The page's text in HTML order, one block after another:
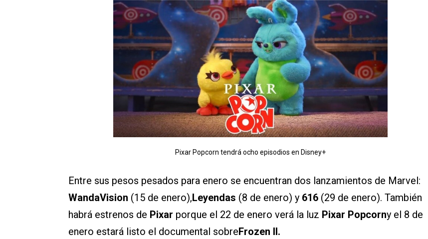
Pixar Popcorn tendrá ocho episodios en Disney+
Entre sus pesos pesados para enero se encuentran dos lanzamientos de Marvel:
WandaVision (15 de enero),Leyendas (8 de enero) y 616 (29 de enero). También
habrá estrenos de Pixar porque el 22 de enero verá la luz Pixar Popcorny el 8 de
enero estará listo el documental sobreFrozen II.